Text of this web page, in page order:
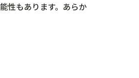
性もあります。あらか